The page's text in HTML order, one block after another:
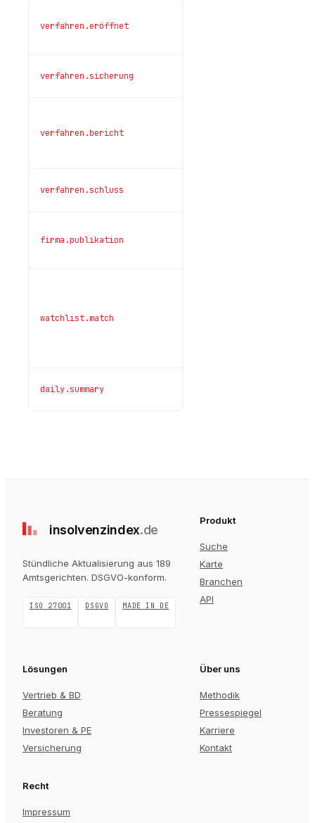
verfahren.eröffnet
verfahren.sicherung
verfahren.bericht
verfahren.schluss
firma.publikation
watchlist.match
daily.summary
insolvenzindex.de
Stündliche Aktualisierung aus 189
Amtsgerichten. DSGVO-konform.
ISO 27001 DSGVO MADE IN DE
Produkt
Suche
Karte
Branchen
API
Lösungen
Vertrieb & BD
Beratung
Investoren & PE
Versicherung
Über uns
Methodik
Pressespiegel
Karriere
Kontakt
Recht
Impressum